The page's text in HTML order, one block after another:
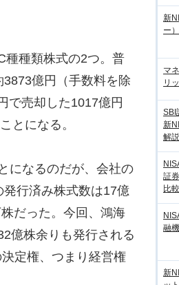
種類株式の2つ。普
億円（手数料を除
で売却した1017億円
とになる。
になるのだが、会社の
行済み株式数は17億
だった。今回、鴻海
億株余りも発行される
定権、つまり経営権
新
ー
マ
リ
SBI
新
解説
証
比較
融
新